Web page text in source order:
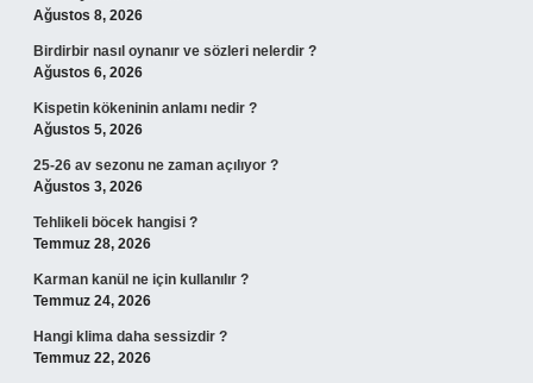
Ağustos 8, 2026
Birdirbir nasıl oynanır ve sözleri nelerdir ?
Ağustos 6, 2026
Kispetin kökeninin anlamı nedir ?
Ağustos 5, 2026
25-26 av sezonu ne zaman açılıyor ?
Ağustos 3, 2026
Tehlikeli böcek hangisi ?
Temmuz 28, 2026
Karman kanül ne için kullanılır ?
Temmuz 24, 2026
Hangi klima daha sessizdir ?
Temmuz 22, 2026